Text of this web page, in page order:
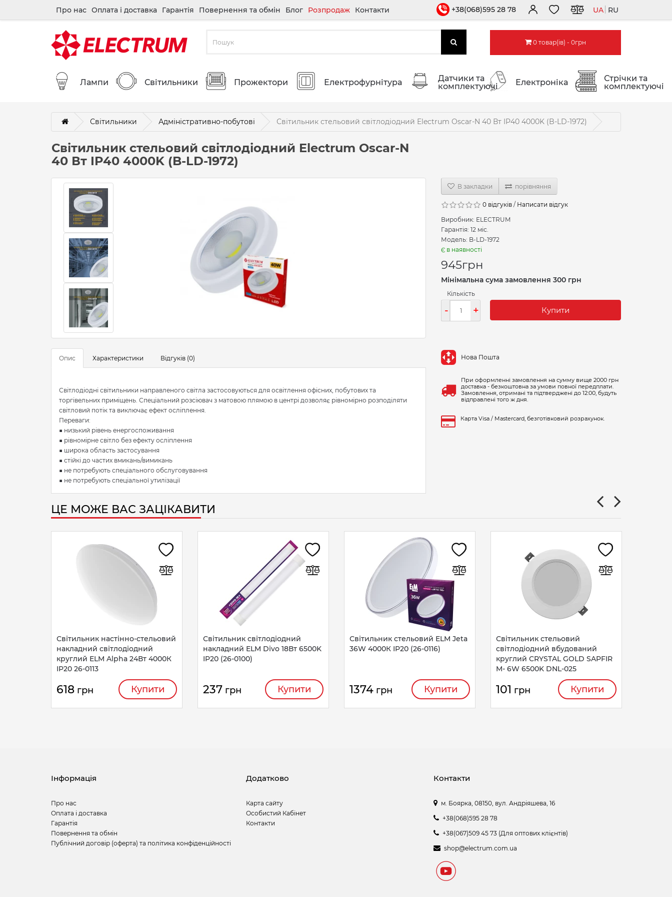
Про нас Оплата і доставка Гарантія Повернення та обмін Блог Розпродаж Контакти +38(068)595 28 78 UA RU
0 товар(ів) - 0грн
Лампи Світильники Прожектори Електрофурнітура
Датчики та
комплектуючі
Електроніка
Стрічки та
комплектуючі
Світильники Адміністративно-побутові Світильник стельовий світлодіодний Electrum Oscar-N 40 Вт IP40 4000K (B-LD-1972)
Світильник стельовий світлодіодний Electrum Oscar-N
40 Вт IP40 4000K (B-LD-1972)
Опис Характеристики Відгуків (0)
Світлодіодні світильники направленого світла застосовуються для освітлення офісних, побутових та
торгівельних приміщень. Спеціальний розсіювач з матовою плямою в центрі дозволяє рівномірно розподіляти
світловий потік та виключає ефект осліплення.
Переваги:
■ низький рівень енергоспоживання
■ рівномірне світло без ефекту осліплення
■ широка область застосування
■ стійкі до частих вмикань/вимикань
■ не потребують спеціального обслуговування
■ не потребують спеціальної утилізації
В закладки порівняння
0 відгуків / Написати відгук
Виробник: ELECTRUM
Гарантія: 12 міс.
Модель: B-LD-1972
Є в наявності
945грн
Мінімальна сума замовлення 300 грн
Кількість
- + Купити
Нова Пошта
При оформленні замовлення на сумму вище 2000 грн
доставка - безкоштовна за умови повної передплати.
Замовлення, отримані та підтверджені до 12:00, будуть
відправлені того ж дня.
Карта Visa / Mastercard, безготівковий розрахунок.
ЦЕ МОЖЕ ВАС ЗАЦІКАВИТИ
Світильник настінно-стельовий
накладний світлодіодний
круглий ELM Alpha 24Вт 4000К
IP20 26-0113
618 грн Купити
Світильник світлодіодний
накладний ELM Divo 18Вт 6500K
IP20 (26-0100)
237 грн Купити
Світильник стельовий ELM Jeta
36W 4000К IP20 (26-0116)
1374 грн Купити
Світильник стельовий
світлодіодний вбудований
круглий CRYSTAL GOLD SAPFIR
M- 6W 6500K DNL-025
101 грн Купити
Інформація
Про нас
Оплата і доставка
Гарантія
Повернення та обмін
Публічний договір (оферта) та політика конфіденційності
Додатково
Карта сайту
Особистий Кабінет
Контакти
Контакти
м. Боярка, 08150, вул. Андріяшева, 16
+38(068)595 28 78
+38(067)509 45 73 (Для оптових клієнтів)
shop@electrum.com.ua